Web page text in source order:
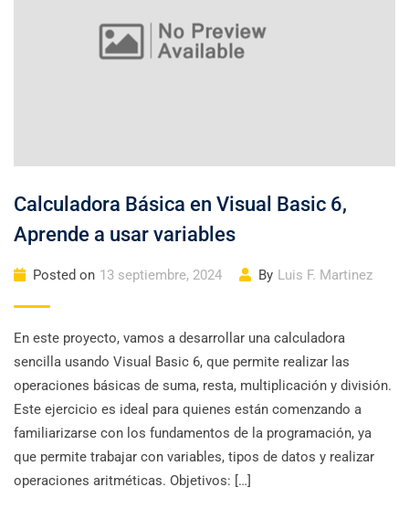
Calculadora Básica en Visual Basic 6,
Aprende a usar variables
Posted on 13 septiembre, 2024 By Luis F. Martinez
En este proyecto, vamos a desarrollar una calculadora
sencilla usando Visual Basic 6, que permite realizar las
operaciones básicas de suma, resta, multiplicación y división.
Este ejercicio es ideal para quienes están comenzando a
familiarizarse con los fundamentos de la programación, ya
que permite trabajar con variables, tipos de datos y realizar
operaciones aritméticas. Objetivos: […]